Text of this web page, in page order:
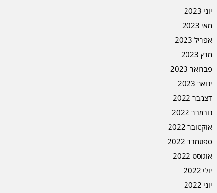
יוני 2023
מאי 2023
אפריל 2023
מרץ 2023
פברואר 2023
ינואר 2023
דצמבר 2022
נובמבר 2022
אוקטובר 2022
ספטמבר 2022
אוגוסט 2022
יולי 2022
יוני 2022